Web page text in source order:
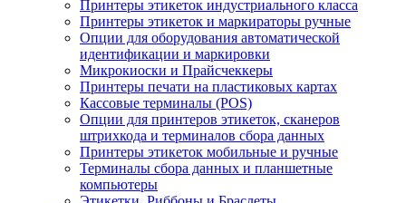
Принтеры этикеток индустриального класса
Принтеры этикеток и маркираторы ручные
Опции для оборудования автоматической
идентификации и маркировки
Микрокиоски и Прайсчеккеры
Принтеры печати на пластиковых картах
Кассовые терминалы (POS)
Опции для принтеров этикеток, сканеров
штрихкода и терминалов сбора данных
Принтеры этикеток мобильные и ручные
Терминалы сбора данных и планшетные
компьютеры